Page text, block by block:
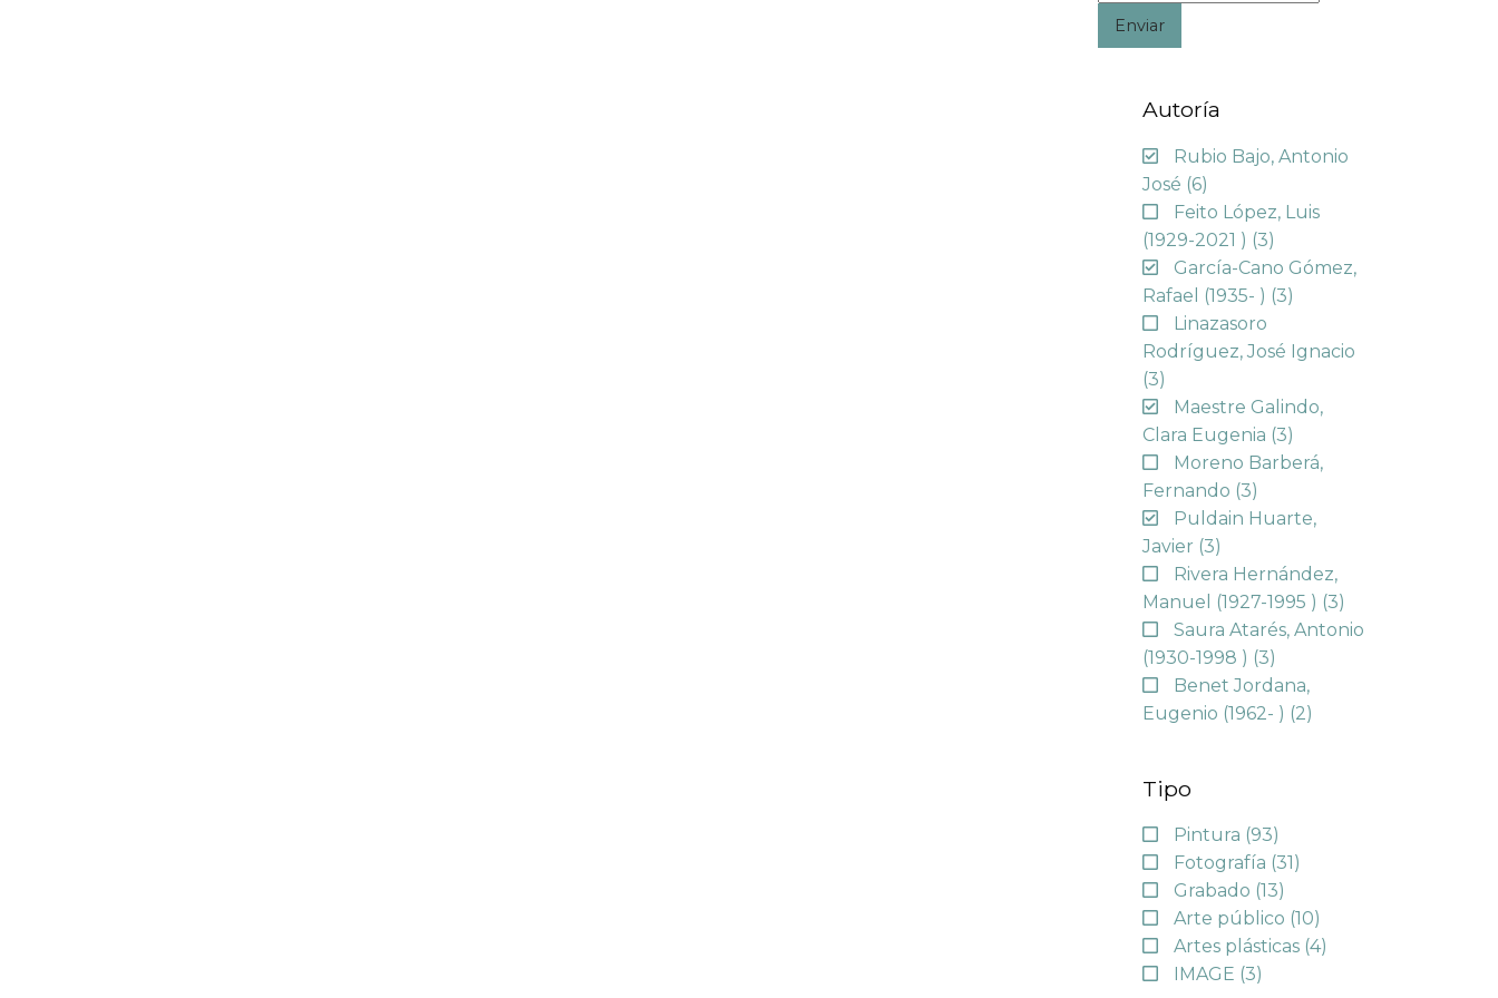
Enviar
Autoría
Rubio Bajo, Antonio
José (6)
Feito López, Luis
(1929-2021 ) (3)
García-Cano Gómez,
Rafael (1935- ) (3)
Linazasoro
Rodríguez, José Ignacio
(3)
Maestre Galindo,
Clara Eugenia (3)
Moreno Barberá,
Fernando (3)
Puldain Huarte,
Javier (3)
Rivera Hernández,
Manuel (1927-1995 ) (3)
Saura Atarés, Antonio
(1930-1998 ) (3)
Benet Jordana,
Eugenio (1962- ) (2)
Tipo
Pintura (93)
Fotografía (31)
Grabado (13)
Arte público (10)
Artes plásticas (4)
IMAGE (3)